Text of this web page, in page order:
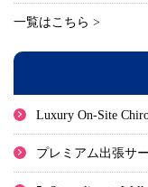
一覧はこちら >
Luxury On-Site
プレミアム出張サ